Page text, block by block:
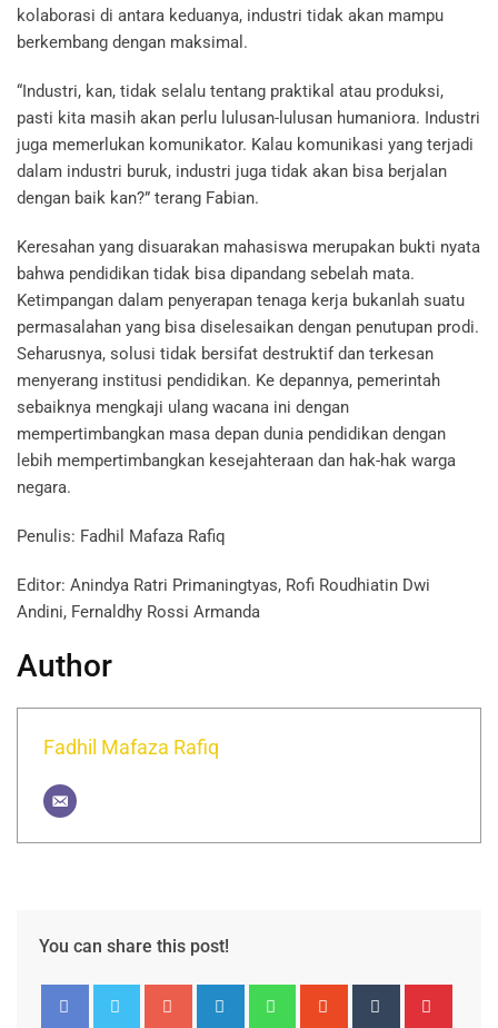
kolaborasi di antara keduanya, industri tidak akan mampu
berkembang dengan maksimal.
“Industri, kan, tidak selalu tentang praktikal atau produksi,
pasti kita masih akan perlu lulusan-lulusan humaniora. Industri
juga memerlukan komunikator. Kalau komunikasi yang terjadi
dalam industri buruk, industri juga tidak akan bisa berjalan
dengan baik kan?” terang Fabian.
Keresahan yang disuarakan mahasiswa merupakan bukti nyata
bahwa pendidikan tidak bisa dipandang sebelah mata.
Ketimpangan dalam penyerapan tenaga kerja bukanlah suatu
permasalahan yang bisa diselesaikan dengan penutupan prodi.
Seharusnya, solusi tidak bersifat destruktif dan terkesan
menyerang institusi pendidikan. Ke depannya, pemerintah
sebaiknya mengkaji ulang wacana ini dengan
mempertimbangkan masa depan dunia pendidikan dengan
lebih mempertimbangkan kesejahteraan dan hak-hak warga
negara.
Penulis: Fadhil Mafaza Rafiq
Editor: Anindya Ratri Primaningtyas, Rofi Roudhiatin Dwi
Andini, Fernaldhy Rossi Armanda
Author
Fadhil Mafaza Rafiq
You can share this post!